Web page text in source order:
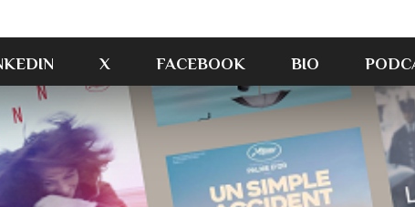
X FACEBOOK BIO